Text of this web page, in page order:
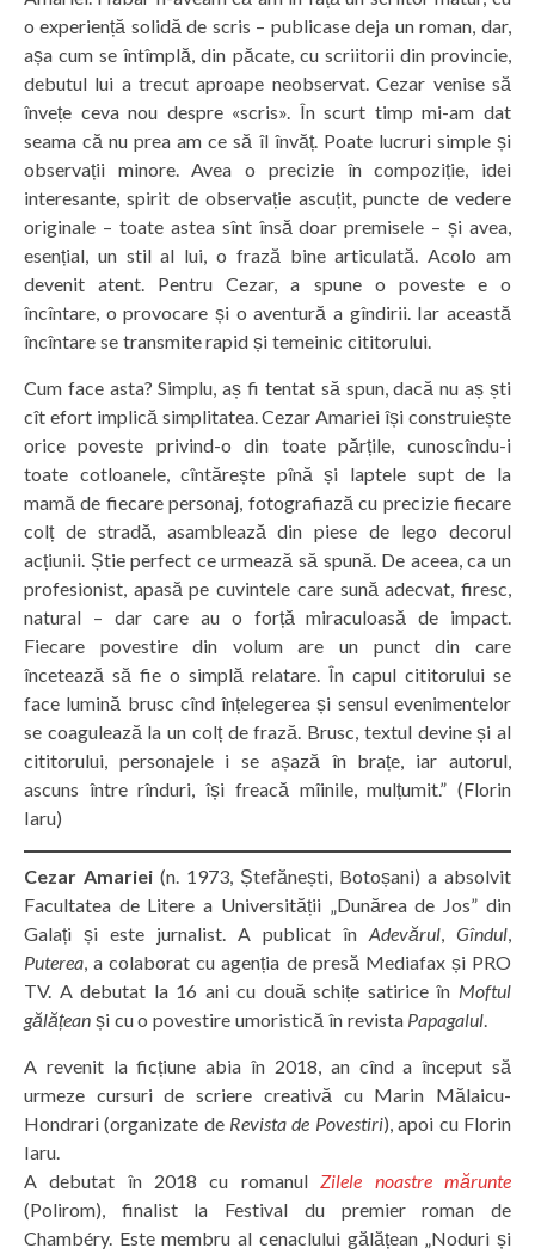
o experiență solidă de scris – publicase deja un roman, dar,
așa cum se întîmplă, din păcate, cu scriitorii din provincie,
debutul lui a trecut aproape neobservat. Cezar venise să
învețe ceva nou despre «scris». În scurt timp mi-am dat
seama că nu prea am ce să îl învăț. Poate lucruri simple și
observații minore. Avea o precizie în compoziție, idei
interesante, spirit de observație ascuțit, puncte de vedere
originale – toate astea sînt însă doar premisele – și avea,
esențial, un stil al lui, o frază bine articulată. Acolo am
devenit atent. Pentru Cezar, a spune o poveste e o
încîntare, o provocare și o aventură a gîndirii. Iar această
încîntare se transmite rapid și temeinic cititorului.
Cum face asta? Simplu, aș fi tentat să spun, dacă nu aș ști
cît efort implică simplitatea. Cezar Amariei își construiește
orice poveste privind-o din toate părțile, cunoscîndu-i
toate cotloanele, cîntărește pînă și laptele supt de la
mamă de fiecare personaj, fotografiază cu precizie fiecare
colț de stradă, asamblează din piese de lego decorul
acțiunii. Știe perfect ce urmează să spună. De aceea, ca un
profesionist, apasă pe cuvintele care sună adecvat, firesc,
natural – dar care au o forță miraculoasă de impact.
Fiecare povestire din volum are un punct din care
încetează să fie o simplă relatare. În capul cititorului se
face lumină brusc cînd înțelegerea și sensul evenimentelor
se coagulează la un colț de frază. Brusc, textul devine și al
cititorului, personajele i se așază în brațe, iar autorul,
ascuns între rînduri, își freacă mîinile, mulțumit.” (Florin
Iaru)
Cezar Amariei (n. 1973, Ștefănești, Botoșani) a absolvit
Facultatea de Litere a Universității „Dunărea de Jos” din
Galați și este jurnalist. A publicat în Adevărul, Gîndul,
Puterea, a colaborat cu agenția de presă Mediafax și PRO
TV. A debutat la 16 ani cu două schițe satirice în Moftul
gălățean și cu o povestire umoristică în revista Papagalul.
A revenit la ficțiune abia în 2018, an cînd a început să
urmeze cursuri de scriere creativă cu Marin Mălaicu-
Hondrari (organizate de Revista de Povestiri), apoi cu Florin
Iaru.
A debutat în 2018 cu romanulZilele noastre mărunte
(Polirom), finalist la Festival du premier roman de
Chambéry. Este membru al cenaclului gălățean „Noduri și